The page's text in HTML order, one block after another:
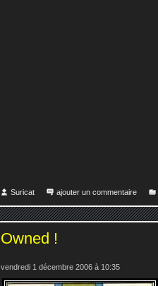
Suricat ajouter un commentaire
Owned !
vendredi 1 décembre 2006 à 10:35